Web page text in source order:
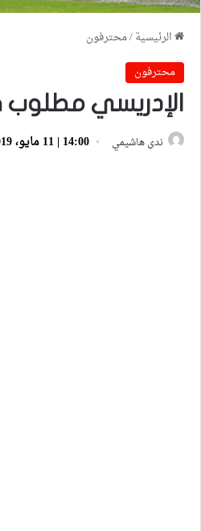
الرئيسية/محترفون
محترفون
الإدريسي مطلوب
ندى هاشيمي 14:00 | 11 مايو، 2019